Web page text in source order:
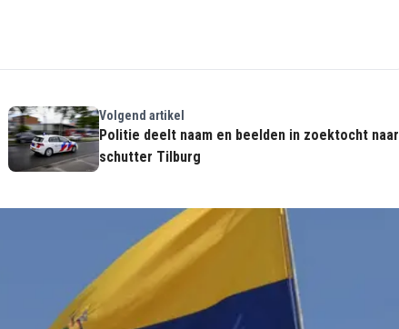
Volgend artikel
Politie deelt naam en beelden in zoektocht naar
schutter Tilburg